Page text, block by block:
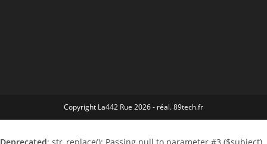
Copyright La442 Rue 2026 - réal. 89tech.fr